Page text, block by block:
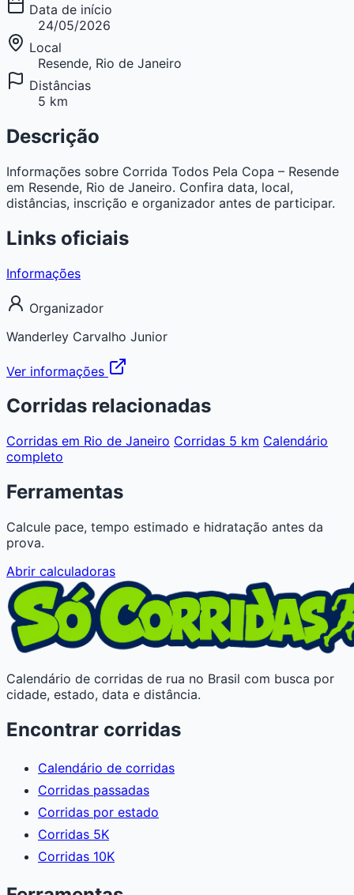
Data de início
24/05/2026
Local
Resende, Rio de Janeiro
Distâncias
5 km
Descrição
Informações sobre Corrida Todos Pela Copa – Resende
em Resende, Rio de Janeiro. Confira data, local,
distâncias, inscrição e organizador antes de participar.
Links oficiais
Informações
Organizador
Wanderley Carvalho Junior
Ver informações
Corridas relacionadas
Corridas em Rio de Janeiro Corridas 5 km Calendário
completo
Ferramentas
Calcule pace, tempo estimado e hidratação antes da
prova.
Abrir calculadoras
Calendário de corridas de rua no Brasil com busca por
cidade, estado, data e distância.
Encontrar corridas
Calendário de corridas
Corridas passadas
Corridas por estado
Corridas 5K
Corridas 10K